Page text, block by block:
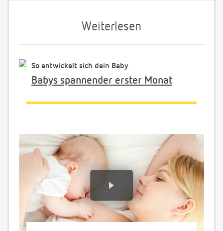
Weiterlesen
So entwickelt sich dein Baby
Babys spannender erster Monat